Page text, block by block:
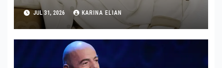
SARTORIA DE DOLCE & GABBANA
TRAS EL MUNDIAL 2026
JUL 31, 2026 KARINA ELIAN